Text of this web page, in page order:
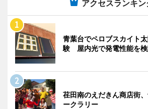
アクセスランキン
青葉台でペロブスカイト
験 屋内光で発電性能を
荏田南のえだきん商店街
ークラリー